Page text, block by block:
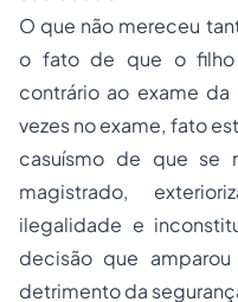
O que não mereceu
o fato de que o filho
contrário ao exame
vezes no exame, fato
casuísmo de que se
magistrado,
ilegalidade e
decisão que
detrimento da